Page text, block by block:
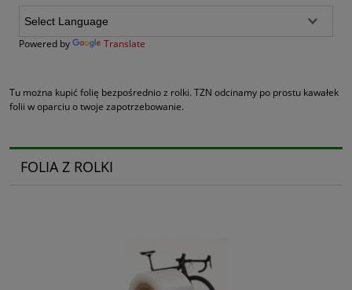
Powered by Translate
Tu można kupić folię bezpośrednio z rolki. TZN odcinamy po prostu kawałek
folii w oparciu o twoje zapotrzebowanie.
FOLIA Z ROLKI